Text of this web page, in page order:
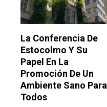
La Conferencia De
Estocolmo Y Su
Papel En La
Promoción De Un
Ambiente Sano Para
Todos